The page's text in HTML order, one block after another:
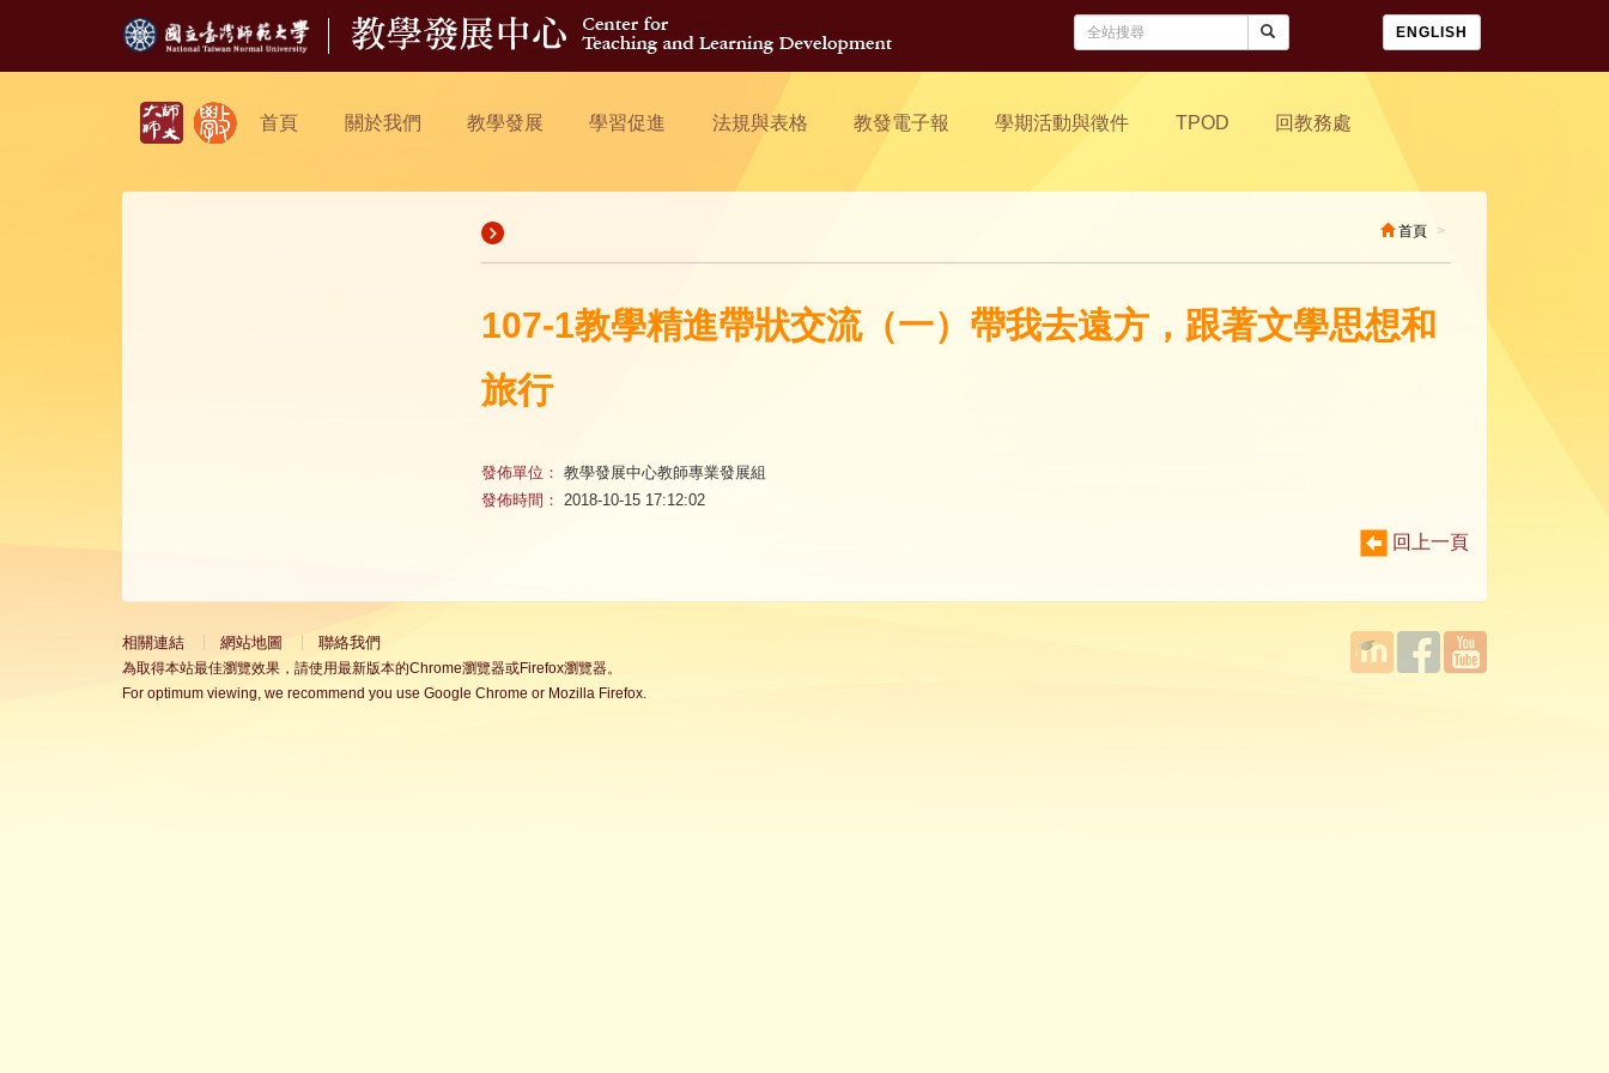
ENGLISH
首頁 關於我們 教學發展 學習促進 法規與表格 教發電子報 學期活動與徵件 TPOD 回教務處
首頁
107-1教學精進帶狀交流（一）帶我去遠方，跟著文學思想和
旅行
發佈單位： 教學發展中心教師專業發展組
發佈時間： 2018-10-15 17:12:02
回上一頁
相關連結 網站地圖 聯絡我們
為取得本站最佳瀏覽效果，請使用最新版本的Chrome瀏覽器或Firefox瀏覽器。
For optimum viewing, we recommend you use Google Chrome or Mozilla Firefox.